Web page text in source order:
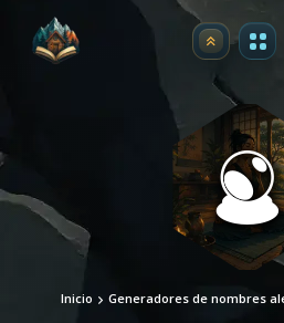
Mejorar
Inicio Generadores de nombres